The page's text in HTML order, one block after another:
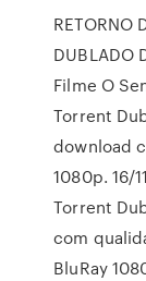
RETORNO
DUBLADO
Filme O
Torrent
download
1080p. 16/
Torrent
com
BluRay